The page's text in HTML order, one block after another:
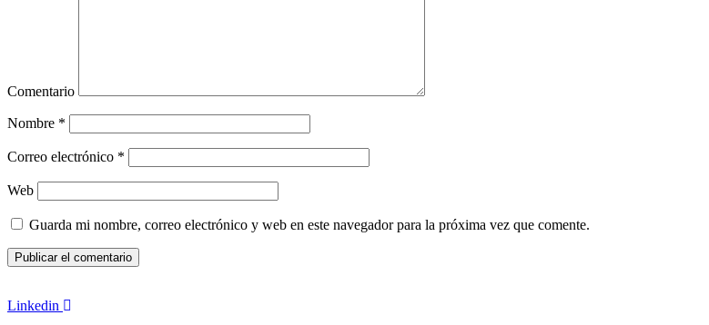
Comentario
Nombre *
Correo electrónico *
Web
Guarda mi nombre, correo electrónico y web en este navegador para la próxima vez que comente.
Linkedin